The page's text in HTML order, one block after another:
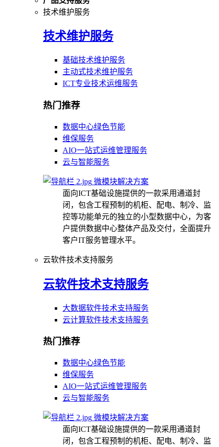
技术维护服务
技术维护服务
基础技术维护服务
主动式技术维护服务
ICT专业技术运维服务
热门推荐
数据中心绿色节能
维保服务
AIO一站式运维管理服务
云与智能服务
微模块解决方案
面向ICT基础设施提供的一款采用通道封
闭，包含工程预制的机柜、配电、制冷、监
控等功能单元的独立的小型数据中心，为客
户提供数据中心整体产品及交付，全面提升
客户IT服务管理水平。
云软件技术支持服务
云软件技术支持服务
大数据软件技术支持服务
云计算软件技术支持服务
热门推荐
数据中心绿色节能
维保服务
AIO一站式运维管理服务
云与智能服务
微模块解决方案
面向ICT基础设施提供的一款采用通道封
闭，包含工程预制的机柜、配电、制冷、监